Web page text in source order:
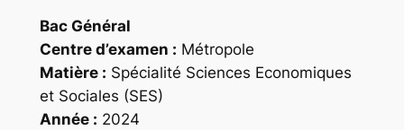
Bac Général
Centre d’examen : Métropole
Matière : Spécialité Sciences Economiques
et Sociales (SES)
Année : 2024